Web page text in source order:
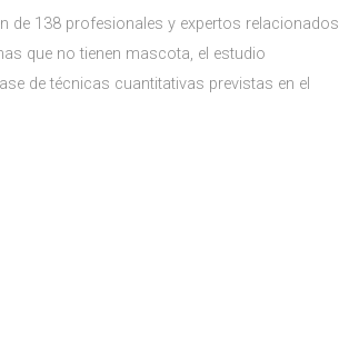
de 138 profesionales y expertos relacionados
que no tienen mascota, el estudio
de técnicas cuantitativas previstas en el